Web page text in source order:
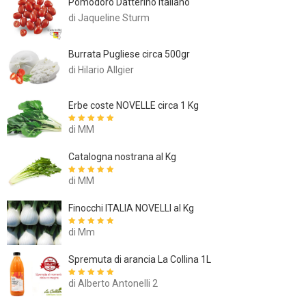
Pomodoro Datterino Italiano
di Jaqueline Sturm
Burrata Pugliese circa 500gr
di Hilario Allgier
Erbe coste NOVELLE circa 1 Kg
Valutato
di MM
Catalogna nostrana al Kg
Valutato
di MM
Finocchi ITALIA NOVELLI al Kg
Valutato
di Mm
Spremuta di arancia La Collina 1L
Valutato5su
di Alberto Antonelli 2